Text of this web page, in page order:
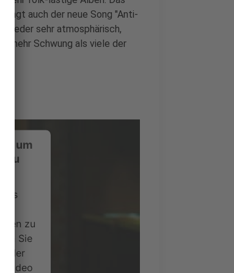
auch der neue Song "Anti-
wieder sehr atmosphärisch,
mehr Schwung als viele der
um
zu
zu
Sie
der
Video